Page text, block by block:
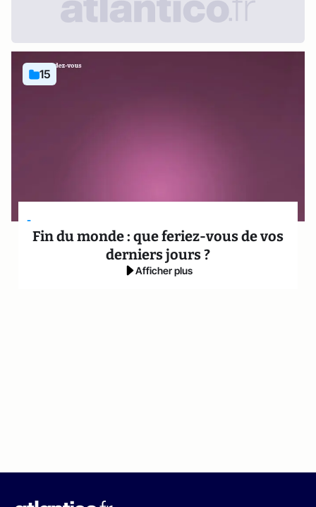
15
-
Fin du monde : que feriez-vous de vos
derniers jours ?
Afficher plus